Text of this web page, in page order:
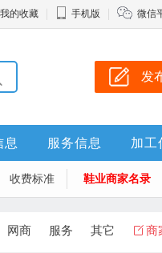
我的收藏 手机版 微信
发
息 服务信息 加工
收费标准 鞋业商家名录
网商 服务 其它 商